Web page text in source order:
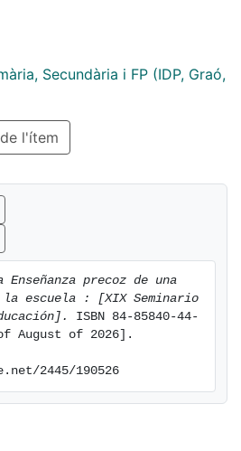
Secundària i FP (IDP, Graó,
l'ítem
Enseñanza precoz de una
la escuela : [XIX Seminario
ISBN 84-85840-44-
August of 2026].
2445/190526